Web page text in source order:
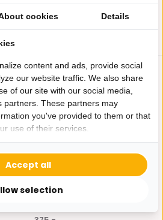
Loveseat Siena -
Renegade
Deze stijlvolle loveseat is
bekleed met de luxe ...
cookies Details
content and ads, provide social
our website traffic. We also share
of our site with our social media,
partners. These partners may
you've provided to them or that
use of their services.
selection
Accept all